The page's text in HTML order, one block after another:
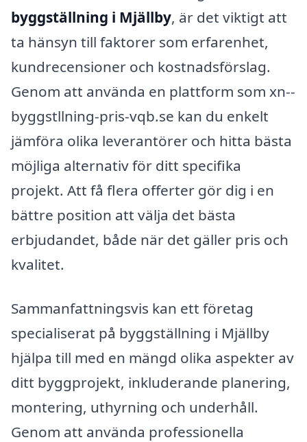
byggställning i Mjällby, är det viktigt att
ta hänsyn till faktorer som erfarenhet,
kundrecensioner och kostnadsförslag.
Genom att använda en plattform som xn--
byggstllning-pris-vqb.se kan du enkelt
jämföra olika leverantörer och hitta bästa
möjliga alternativ för ditt specifika
projekt. Att få flera offerter gör dig i en
bättre position att välja det bästa
erbjudandet, både när det gäller pris och
kvalitet.
Sammanfattningsvis kan ett företag
specialiserat på byggställning i Mjällby
hjälpa till med en mängd olika aspekter av
ditt byggprojekt, inkluderande planering,
montering, uthyrning och underhåll.
Genom att använda professionella